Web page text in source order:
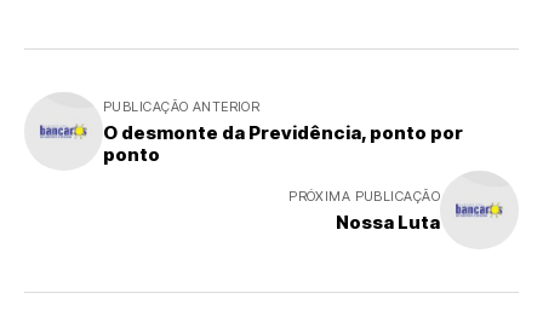
PUBLICAÇÃO ANTERIOR
O desmonte da Previdência, ponto por
ponto
PRÓXIMA PUBLICAÇÃO
Nossa Luta